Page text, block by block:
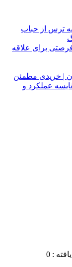
ترس از حباب
برای علاقه
| خریدی مطمئن
عملکرد و
: 0